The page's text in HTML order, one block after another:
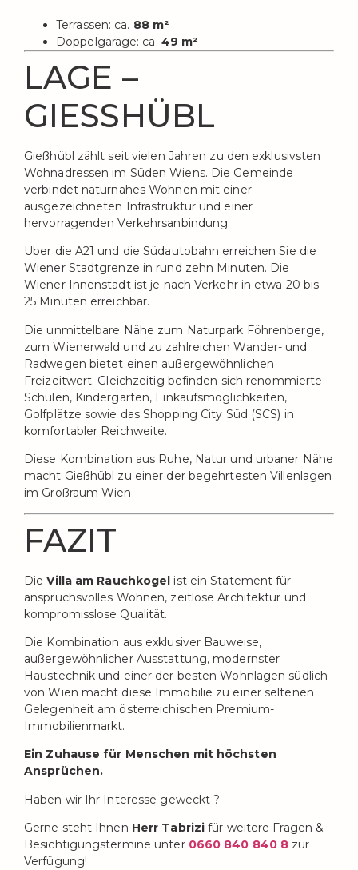
Terrassen: ca. 88 m²
Doppelgarage: ca. 49 m²
LAGE –
GIESSHÜBL
Gießhübl zählt seit vielen Jahren zu den exklusivsten
Wohnadressen im Süden Wiens. Die Gemeinde
verbindet naturnahes Wohnen mit einer
ausgezeichneten Infrastruktur und einer
hervorragenden Verkehrsanbindung.
Über die A21 und die Südautobahn erreichen Sie die
Wiener Stadtgrenze in rund zehn Minuten. Die
Wiener Innenstadt ist je nach Verkehr in etwa 20 bis
25 Minuten erreichbar.
Die unmittelbare Nähe zum Naturpark Föhrenberge,
zum Wienerwald und zu zahlreichen Wander- und
Radwegen bietet einen außergewöhnlichen
Freizeitwert. Gleichzeitig befinden sich renommierte
Schulen, Kindergärten, Einkaufsmöglichkeiten,
Golfplätze sowie das Shopping City Süd (SCS) in
komfortabler Reichweite.
Diese Kombination aus Ruhe, Natur und urbaner Nähe
macht Gießhübl zu einer der begehrtesten Villenlagen
im Großraum Wien.
FAZIT
DieVilla am Rauchkogel ist ein Statement für
anspruchsvolles Wohnen, zeitlose Architektur und
kompromisslose Qualität.
Die Kombination aus exklusiver Bauweise,
außergewöhnlicher Ausstattung, modernster
Haustechnik und einer der besten Wohnlagen südlich
von Wien macht diese Immobilie zu einer seltenen
Gelegenheit am österreichischen Premium-
Immobilienmarkt.
Ein Zuhause für Menschen mit höchsten
Ansprüchen.
Haben wir Ihr Interesse geweckt ?
Gerne steht Ihnen Herr Tabrizi für weitere Fragen &
Besichtigungstermine unter 0660 840 840 8 zur
Verfügung!